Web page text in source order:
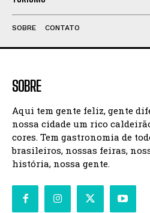
SOBRE CONTATO
SOBRE
Aqui tem gente feliz, gente
nossa cidade um rico
cores. Tem gastronomia de
brasileiros, nossas feiras,
história, nossa gente.